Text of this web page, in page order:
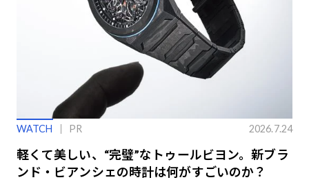
WATCH PR 2026.7.24
軽くて美しい、“完璧”なトゥールビヨン。新ブラ
ンド・ビアンシェの時計は何がすごいのか？